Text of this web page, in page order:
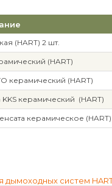
(HART) 2 шт.
(HART)
керамический (HART)
керамический (HART)
керамическое (HART)
дымоходных систем